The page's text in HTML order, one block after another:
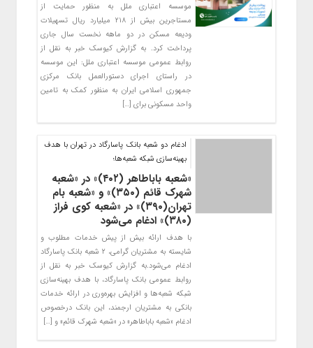
موسسه اعتباری ملل به منظور حمایت از
مستاجرین بیش از ۲۱۸ میلیارد ریال تسهیلات
ودیعه مسکن در دو ماهه نخست سال جاری
پرداخت کرد. به گزارش کیوسک خبر به نقل از
روابط عمومی موسسه اعتباری ملل: این موسسه
در راستای اجرای دستورالعمل بانک مرکزی
جمهوری اسلامی ایران به منظور کمک به تامین
واحد مسکونی برای […]
ادغام دو شعبه بانک پاسارگاد در تهران با هدف
بهینه‌سازی شبکه شعبه‌ها؛
«شعبه باباطاهر (۴۰۲)» در «شعبه
شهرک قائم (۳۵۰)» و «شعبه بام
تهران(۳۹۰)» در «شعبه کوی فراز
(۳۸۰)» ادغام می‌شود
با هدف ارائه بیش از پیش خدمات مطلوب و
شایسته به مشتریان گرامی، ۲ شعبه بانک پاسارگاد
ادغام می‌شود.به گزارش کیوسک خبر به نقل از
روابط عمومی بانک پاسارگاد، با هدف بهینه‌سازی
شبکه شعبه‌ها و افزایش بهره‌وری در ارائه خدمات
بانکی به مشتریان ارجمند، این بانک درخصوص
ادغام «شعبه باباطاهر» در «شعبه شهرک قائم» و […]